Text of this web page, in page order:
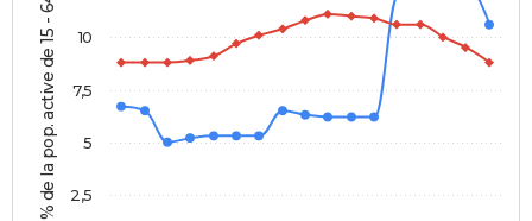
% de la pop. active de 15 - 64 ans 2,5
5
7,5
10